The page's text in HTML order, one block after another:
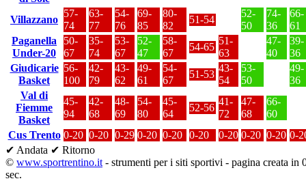
Villazzano
57-
74
63-
77
54-
76
69-
85
80-
82
51-54
52-
50
74-
36
66-
61
Paganella
Under-20
50-
67
35-
74
53-
67
52-
47
58-
67
54-65
51-
63
47-
40
39-
36
Giudicarie
Basket
56-
100
42-
79
43-
62
49-
61
54-
67
51-53
43-
54
53-
50
49-
36
Val di
Fiemme
Basket
45-
94
42-
68
48-
69
54-
80
45-
64
52-56
41-
72
47-
68
66-
60
Cus Trento 0-20 0-20 0-29 0-20 0-20 0-20 0-20 0-20 0-20 0-
✔ Andata ✔ Ritorno
© www.sportrentino.it - strumenti per i siti sportivi - pagina creata in
sec.